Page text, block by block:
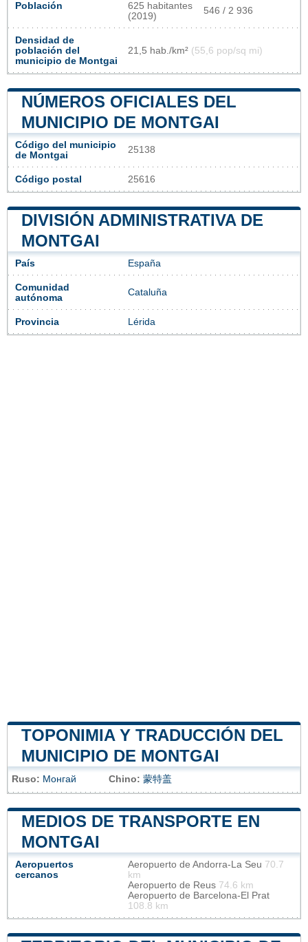
Población
625 habitantes
(2019)
546 / 2 936
Densidad de
población del
municipio de Montgai
21,5 hab./km² (55,6 pop/sq mi)
NÚMEROS OFICIALES DEL
MUNICIPIO DE MONTGAI
Código del municipio
de Montgai
25138
Código postal 25616
DIVISIÓN ADMINISTRATIVA DE
MONTGAI
País España
Comunidad
autónoma
Cataluña
Provincia Lérida
TOPONIMIA Y TRADUCCIÓN DEL
MUNICIPIO DE MONTGAI
Ruso: Монгай Chino: 蒙特盖
MEDIOS DE TRANSPORTE EN
MONTGAI
Aeropuertos
cercanos
Aeropuerto de Andorra-La Seu 70.7
km
Aeropuerto de Reus 74.6 km
Aeropuerto de Barcelona-El Prat
108.8 km